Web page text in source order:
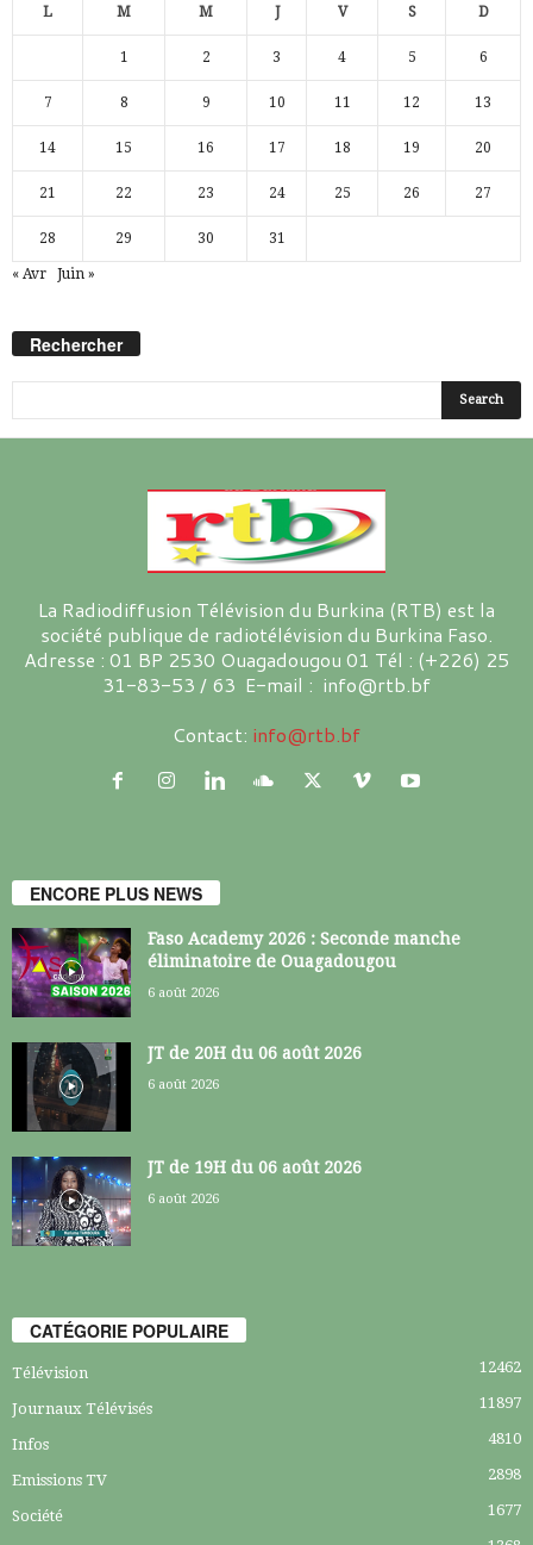
L M M J V S D
1 2 3 4 5 6
7 8 9 10 11 12 13
14 15 16 17 18 19 20
21 22 23 24 25 26 27
28 29 30 31
« Avr Juin »
Rechercher
La Radiodiffusion Télévision du Burkina (RTB) est la
société publique de radiotélévision du Burkina Faso.
Adresse : 01 BP 2530 Ouagadougou 01 Tél : (+226) 25
31-83-53 / 63 E-mail : info@rtb.bf
Contact: info@rtb.bf
ENCORE PLUS NEWS
Faso Academy 2026 : Seconde manche
éliminatoire de Ouagadougou
6 août 2026
JT de 20H du 06 août 2026
6 août 2026
JT de 19H du 06 août 2026
6 août 2026
CATÉGORIE POPULAIRE
Télévision 12462
Journaux Télévisés 11897
Infos 4810
Emissions TV 2898
Société 1677